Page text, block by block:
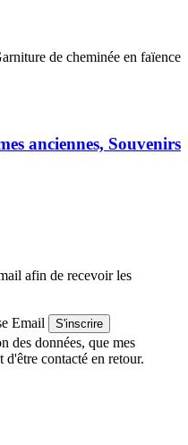
de cheminée en faïence
anciennes, Souvenirs
afin de recevoir les
Email S'inscrire
des données, que mes
d'être contacté en retour.